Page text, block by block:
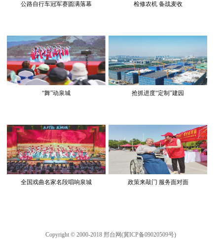
公路自行车冠军赛圆满落幕 检修农机 备战麦收
“舞”动泉城 抢抓进度“定制”建园
全国戏曲名家名段唱响泉城 政策来敲门 服务面对面